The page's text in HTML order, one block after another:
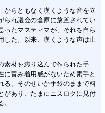
からともなく嘆くような音を立
られ議会の倉庫に放置されてい
ったマスティマが、それを自ら
した。以来、嘆くような声は止
素材を織り込んで作られた手
に富み着用感がないため素手と
る。そのせいか手袋のままで料
があり、たまにニスロクに見付
。